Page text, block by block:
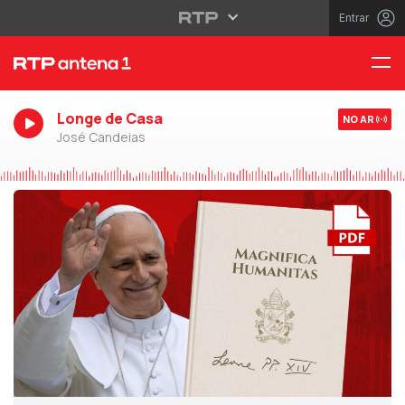
Entrar
Longe de Casa
José Candeias
NO AR